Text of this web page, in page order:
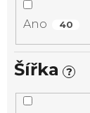
Ano 40
Šířka ?